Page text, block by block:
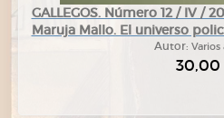
GALLEGOS. Número 12 / IV /
Maruja Mallo. El universo
Autor: Varios